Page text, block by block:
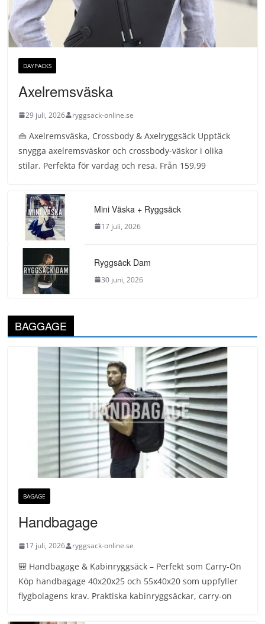
DAYPACKS
Axelremsväska
29 juli, 2026 ryggsack-online.se
👜 Axelremsväska, Crossbody & Axelryggsäck Upptäck
snygga axelremsväskor och crossbody-väskor i olika
stilar. Perfekta för vardag och resa. Från 159,99
Mini Väska + Ryggsäck
17 juli, 2026
Ryggsäck Dam
30 juni, 2026
BAGGAGE
BAGAGE
Handbagage
17 juli, 2026 ryggsack-online.se
🎒 Handbagage & Kabinryggsäck – Perfekt som Carry-On
Köp handbagage 40x20x25 och 55x40x20 som uppfyller
flygbolagens krav. Praktiska kabinryggsäckar, carry-on